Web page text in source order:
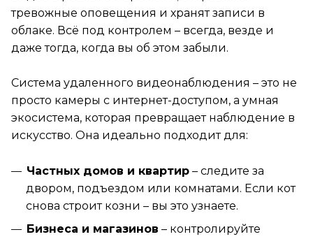
тревожные оповещения и хранят записи в
облаке. Всё под контролем – всегда, везде и
даже тогда, когда вы об этом забыли.
Система удаленного видеонаблюдения – это не
просто камеры с интернет-доступом, а умная
экосистема, которая превращает наблюдение в
искусство. Она идеально подходит для:
Частных домов и квартир – следите за
двором, подъездом или комнатами. Если кот
снова строит козни – вы это узнаете.
Бизнеса и магазинов – контролируйте